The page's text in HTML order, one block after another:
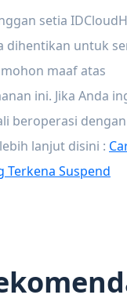
setia
dihentikan untuk
maaf atas
ini. Jika Anda
beroperasi dengan
lanjut disini :
Terkena Suspend